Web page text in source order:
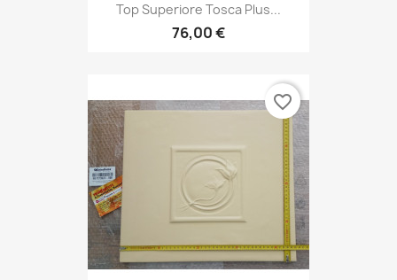
Top Superiore Tosca Plus...
76,00 €
favorite_border